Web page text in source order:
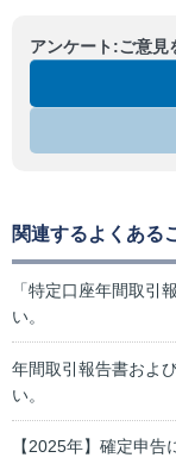
アンケート:ご意見
関連するよくある
「特定口座年間取引
い。
年間取引報告書およ
い。
【2025年】確定申